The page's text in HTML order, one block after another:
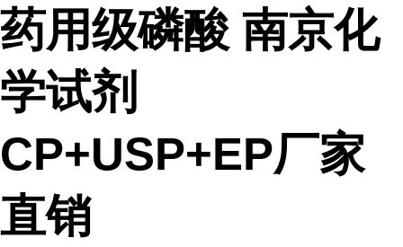
药用级磷酸 南京化
学试剂
CP+USP+EP厂家
直销